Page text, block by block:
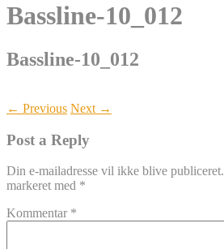
Bassline-10_012
Bassline-10_012
← Previous Next →
Post a Reply
Din e-mailadresse vil ikke blive publiceret.
markeret med *
Kommentar *